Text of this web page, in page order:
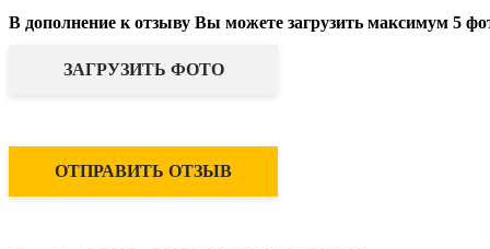
В дополнение к отзыву Вы можете загрузить максимум 5
ЗАГРУЗИТЬ ФОТО
ОТПРАВИТЬ ОТЗЫВ